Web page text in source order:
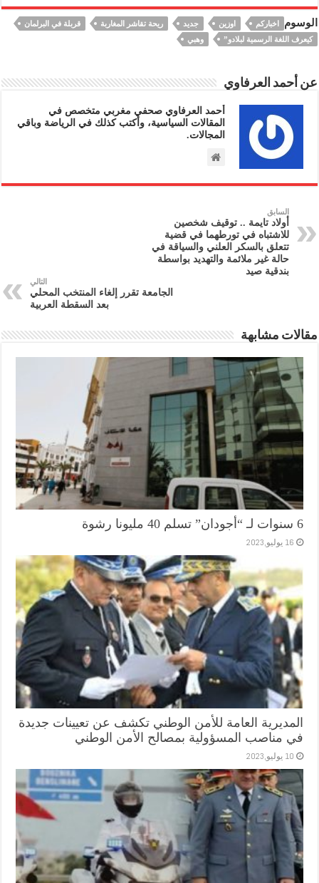
الوسوم اخباركم اوزين جديد ريحة تقاشر المغاربة
قربلة في البرلمان
كيعرف اللغة الرسمية لبلادو”
وهبي
عن أحمد العرفاوي
أحمد العرفاوي صحفي مغربي متخصص في
المقالات السياسية، وأكتب كذلك في الرياضة وباقي
المجالات.
السابق
أولاد تايمة .. توقيف شخصين
للاشتباه في تورطهما في قضية
تتعلق بالسكر العلني والسياقة في
حالة غير ملائمة والتهديد بواسطة
بندقية صيد
التالي
الجامعة تقرر إلغاء المنتخب المحلي
بعد السقطة العربية
مقالات مشابهة
6 سنوات لـ “أجودان” تسلم 40 مليونا رشوة
16 يوليو,2023
المديرية العامة للأمن الوطني تكشف عن تعيينات جديدة
في مناصب المسؤولية بمصالح الأمن الوطني
10 يوليو,2023